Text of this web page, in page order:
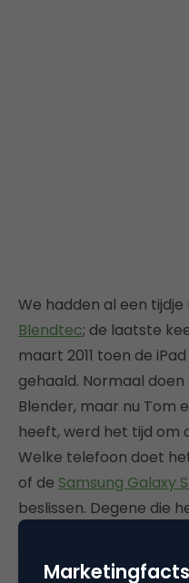
We hadden al een
Blendtec; de laatste
maart 2011 toen de
gehaald. Normaal
Blender, maar nu Tom
heeft, werd het tijd om
Welke telefoon doet
of de Samsung Galaxy
beslissen. Degene die
2.160.000 views bereikt.